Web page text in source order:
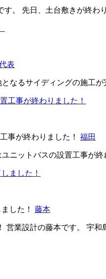
。 先日、土台敷きが終
表
なるサイディングの施工
事が終わりました！ 福田
ニットバスの設置工事が
した！ 藤本
営業設計の藤本です。 宇